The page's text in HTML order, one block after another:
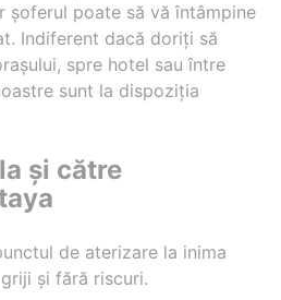
șoferul poate să vă întâmpine
Indiferent dacă doriți să
spre hotel sau între
sunt la dispoziția
și către
de aterizare la inima
și fără riscuri.